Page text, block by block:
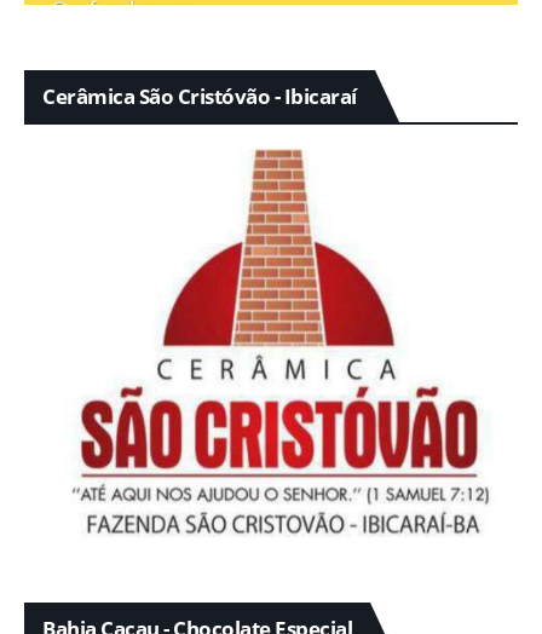
Cerâmica São Cristóvão - Ibicaraí
Bahia Cacau - Chocolate Especial